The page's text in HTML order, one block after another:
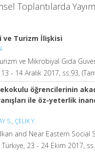
Toplantılarda
ve Turizm İlişkisi
ve Mikrobiyal Gıda
- 14 Aralık 2017, ss.93,
öğrencilerinin
ile öz-yeterlik
S., ÇELİK Y.
and Near Eastern Social
Türkiye, 23 - 24 Ekim 2017,